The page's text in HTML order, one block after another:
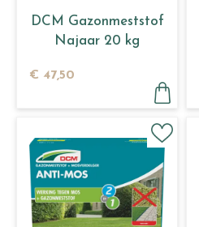
DCM Gazonmeststof
Najaar 20 kg
€ 47,50